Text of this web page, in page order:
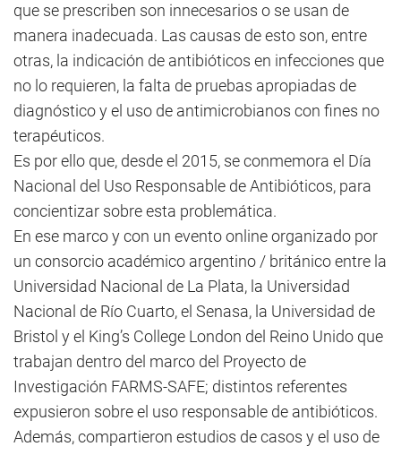
que se prescriben son innecesarios o se usan de
manera inadecuada. Las causas de esto son, entre
otras, la indicación de antibióticos en infecciones que
no lo requieren, la falta de pruebas apropiadas de
diagnóstico y el uso de antimicrobianos con fines no
terapéuticos.
Es por ello que, desde el 2015, se conmemora el Día
Nacional del Uso Responsable de Antibióticos, para
concientizar sobre esta problemática.
En ese marco y con un evento online organizado por
un consorcio académico argentino / británico entre la
Universidad Nacional de La Plata, la Universidad
Nacional de Río Cuarto, el Senasa, la Universidad de
Bristol y el King’s College London del Reino Unido que
trabajan dentro del marco del Proyecto de
Investigación FARMS-SAFE; distintos referentes
expusieron sobre el uso responsable de antibióticos.
Además, compartieron estudios de casos y el uso de